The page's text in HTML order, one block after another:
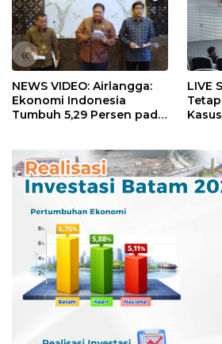
«
NEWS VIDEO: Airlangga:
Ekonomi Indonesia
Tumbuh 5,29 Persen pada
LIVE